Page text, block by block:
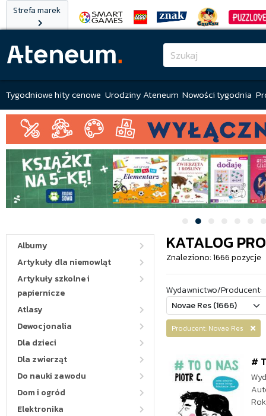
Strefa marek
Tygodniowe hity cenowe Urodziny Ateneum Nowości tygodnia
Albumy
Artykuły dla niemowląt
Artykuły szkolne i
papiernicze
Atlasy
Dewocjonalia
Dla dzieci
Dla zwierząt
Do nauki zawodu
Dom i ogród
Elektronika
KATALOG
Znaleziono: 1666 pozycje
Wydawnictwo/Producent:
Producent: Novae Res
#